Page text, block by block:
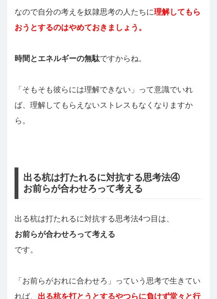
なので自分の考えを奴隷思考の人たちに理解してもら
おうとするのはやめておきましょう。
時間とエネルギーの無駄ですからね。
「そもそも彼らには理解できない」って意識でいれ
ば、理解してもらえないストレスもなくなりますか
ら。
出る杭は打たれるに対抗する思考法④
お前らが合わせろって考える
出る杭は打たれるに対抗する思考法4つ目は、
お前らが合わせろって考える
です。
「お前らがおれに合わせろ」っていう思考で生きてい
れば、 出る杭を打とうとするやつらに負けず堂々と行